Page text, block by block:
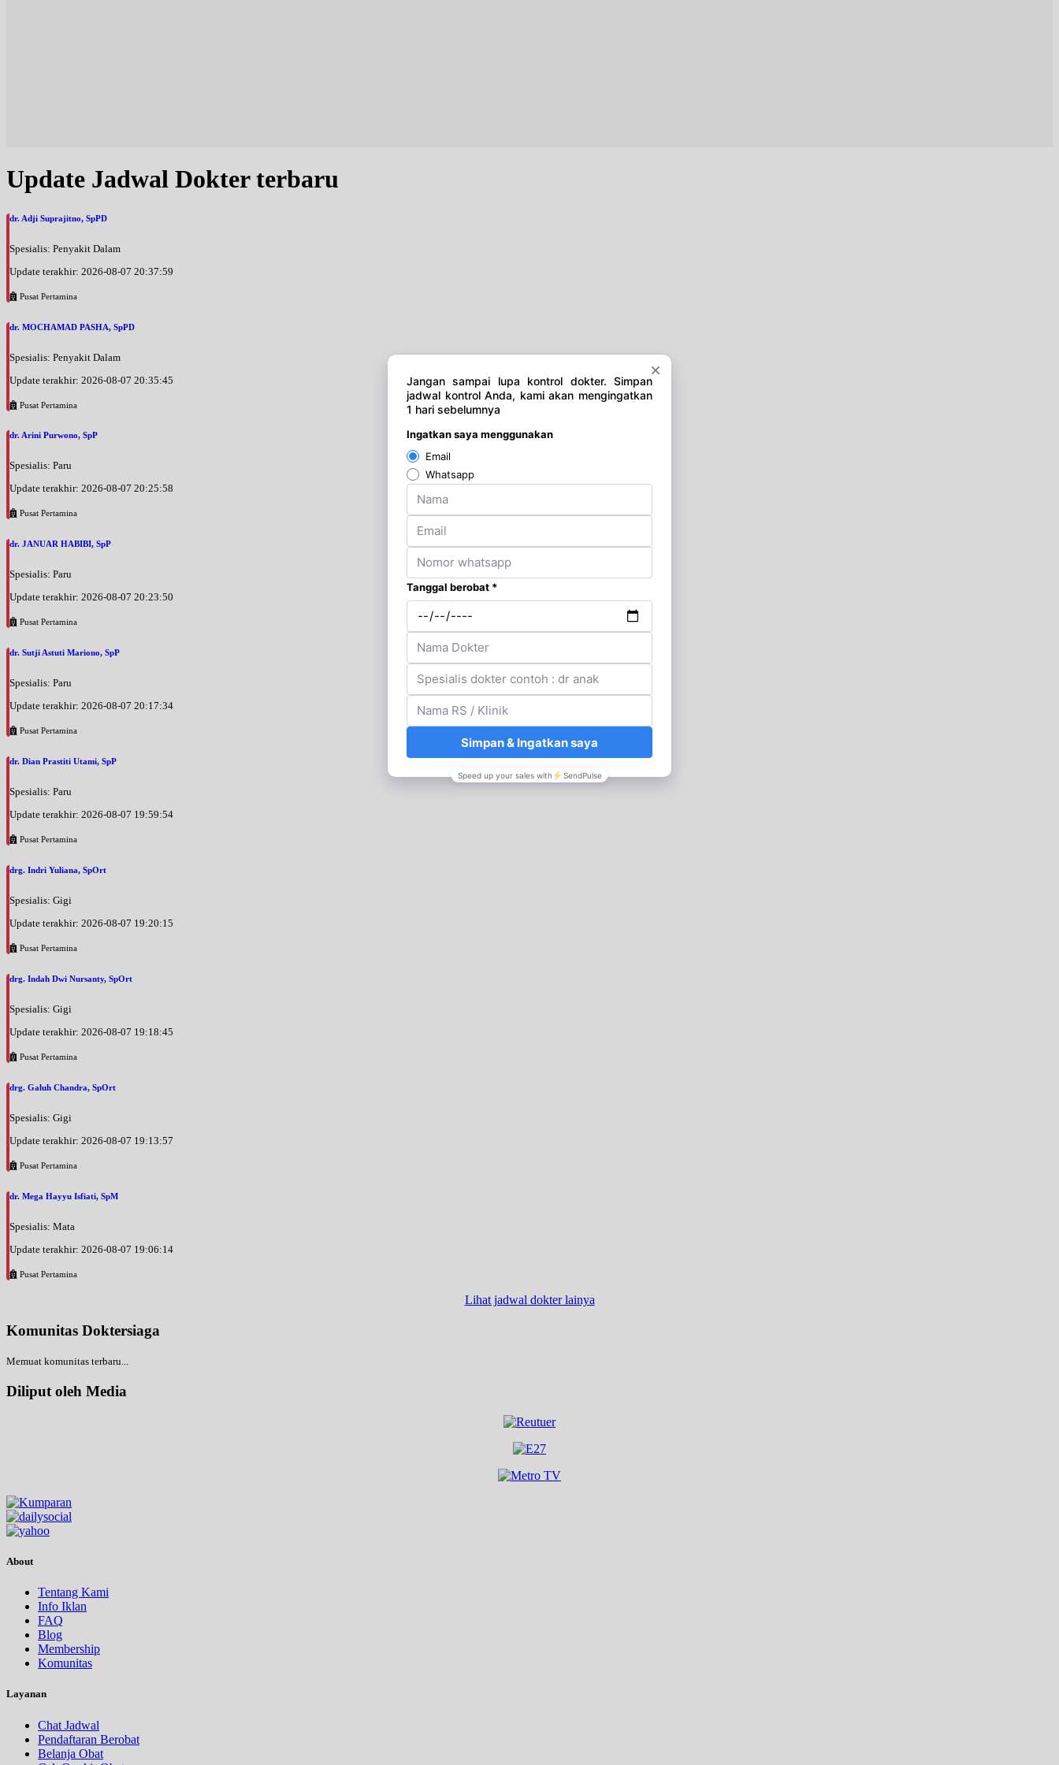
Update Jadwal Dokter terbaru
dr. Adji Suprajitno, SpPD
Spesialis: Penyakit Dalam
Update terakhir: 2026-08-07 20:37:59
Pusat Pertamina
dr. MOCHAMAD PASHA, SpPD
Spesialis: Penyakit Dalam
Update terakhir: 2026-08-07 20:35:45
Pusat Pertamina
dr. Arini Purwono, SpP
Spesialis: Paru
Update terakhir: 2026-08-07 20:25:58
Pusat Pertamina
dr. JANUAR HABIBI, SpP
Spesialis: Paru
Update terakhir: 2026-08-07 20:23:50
Pusat Pertamina
dr. Sutji Astuti Mariono, SpP
Spesialis: Paru
Update terakhir: 2026-08-07 20:17:34
Pusat Pertamina
dr. Dian Prastiti Utami, SpP
Spesialis: Paru
Update terakhir: 2026-08-07 19:59:54
Pusat Pertamina
drg. Indri Yuliana, SpOrt
Spesialis: Gigi
Update terakhir: 2026-08-07 19:20:15
Pusat Pertamina
drg. Indah Dwi Nursanty, SpOrt
Spesialis: Gigi
Update terakhir: 2026-08-07 19:18:45
Pusat Pertamina
drg. Galuh Chandra, SpOrt
Spesialis: Gigi
Update terakhir: 2026-08-07 19:13:57
Pusat Pertamina
dr. Mega Hayyu Isfiati, SpM
Spesialis: Mata
Update terakhir: 2026-08-07 19:06:14
Pusat Pertamina
Lihat jadwal dokter lainya
Komunitas Doktersiaga
Memuat komunitas terbaru...
Diliput oleh Media
About
Tentang Kami
Info Iklan
FAQ
Blog
Membership
Komunitas
Layanan
Chat Jadwal
Pendaftaran Berobat
Belanja Obat